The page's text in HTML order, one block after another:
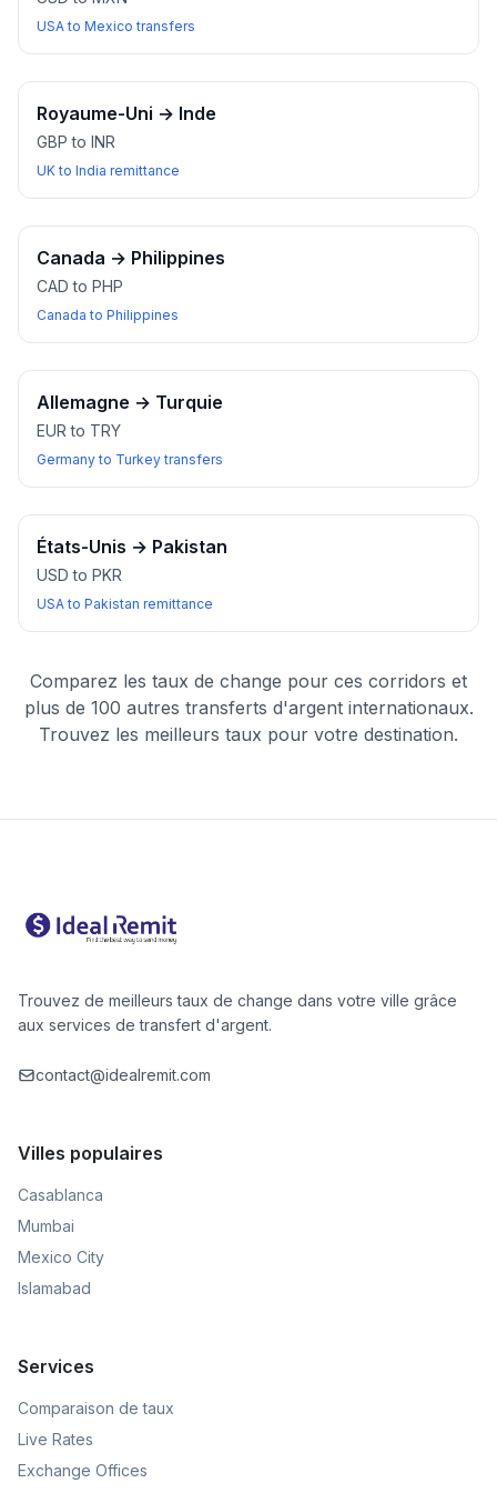
USA to Mexico transfers
Royaume-Uni → Inde
GBP to INR
UK to India remittance
Canada → Philippines
CAD to PHP
Canada to Philippines
Allemagne → Turquie
EUR to TRY
Germany to Turkey transfers
États-Unis → Pakistan
USD to PKR
USA to Pakistan remittance
Comparez les taux de change pour ces corridors et
plus de 100 autres transferts d'argent internationaux.
Trouvez les meilleurs taux pour votre destination.
Trouvez de meilleurs taux de change dans votre ville grâce
aux services de transfert d'argent.
contact@idealremit.com
Villes populaires
Casablanca
Mumbai
Mexico City
Islamabad
Services
Comparaison de taux
Live Rates
Exchange Offices